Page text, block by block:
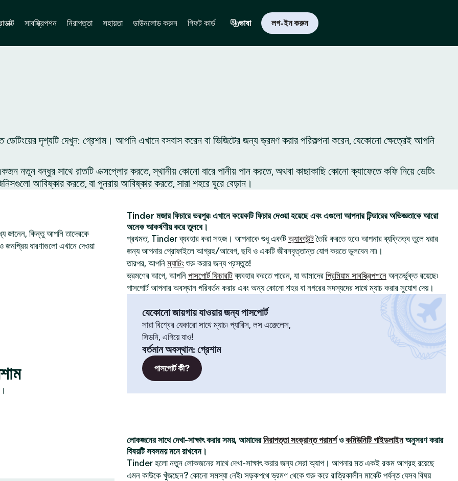
সাবস্ক্রিপশন নিরাপত্তা সহায়তা ডাউনলোড করুন গিফট কার্ড ভাষা লগ-ইন করুন
দৃশ্যটি দেখুন: গ্রেশাম। আপনি এখানে বসবাস করেন বা ভিজিটের জন্য ভ্রমণ করার পরিকল্পনা করেন, যেকোনো ক্ষেত্রেই আপনি
বন্ধুর সাথে রাতটি এক্সপ্লোর করতে, স্থানীয় কোনো বারে পানীয় পান করতে, অথবা কাছাকাছি কোনো ক্যাফেতে কফি নিয়ে ডেটিং
আবিষ্কার করতে, বা পুনরায় আবিষ্কার করতে, সারা শহরে ঘুরে বেড়ান।
জানেন, কিন্তু আপনি তাদেরকে
জনপ্রিয় ধারণাগুলো এখানে দেওয়া
Tinder মজার ফিচারে ভরপুর৷ এখানে কয়েকটি ফিচার দেওয়া হয়েছে এবং এগুলো আপনার টিন্ডারের অভিজ্ঞতাকে আরো
অনেক আকর্ষণীয় করে তুলবে।
প্রথমত, Tinder ব্যবহার করা সহজ। আপনাকে শুধু একটি অ্যাকাউন্টতৈরি করতে হবে৷ আপনার ব্যক্তিত্ব তুলে ধরার
জন্য আপনার প্রোফাইলে আগ্রহ/আবেগ, ছবি ও একটি জীবনবৃত্তান্ত যোগ করতে ভুলবেন না৷।
তারপর, আপনিম্যাচিং শুরু করার জন্য প্রস্তুত!
ভ্রমণের আগে, আপনি পাসপোর্ট ফিচারটিব্যবহার করতে পারেন, যা আমাদের প্রিমিয়াম সাবস্ক্রিপশনে অন্তর্ভুক্ত রয়েছে৷
পাসপোর্ট আপনার অবস্থান পরিবর্তন করার এবং অন্য কোনো শহর বা নগরের সদস্যদের সাথে ম্যাচ করার সুযোগ দেয়।
যেকোনো জায়গায় যাওয়ার জন্য পাসপোর্ট
সারা বিশ্বের যেকারো সাথে ম্যাচ৷ প্যারিস, লস এঞ্জেলেস,
সিডনি, এগিয়ে যাও!
বর্তমান অবস্থান: গ্রেশাম
পাসপোর্ট কী?
লোকজনের সাথে দেখা-সাক্ষাৎ করার সময়, আমাদেরনিরাপত্তা সংক্রান্ত পরামর্শওকমিউনিটি গাইডলাইনঅনুসরণ করার
বিষয়টি সবসময় মনে রাখবেন।
Tinder হলো নতুন লোকজনের সাথে দেখা-সাক্ষাৎ করার জন্য সেরা অ্যাপ। আপনার মত একই রকম আগ্রহ রয়েছে
এমন কাউকে খুঁজছেন? কোনো সমস্যা নেই৷ সড়কপথে ভ্রমণ থেকে শুরু করে রাত্রিকালীন মার্কেট পর্যন্ত যেসব বিষয়